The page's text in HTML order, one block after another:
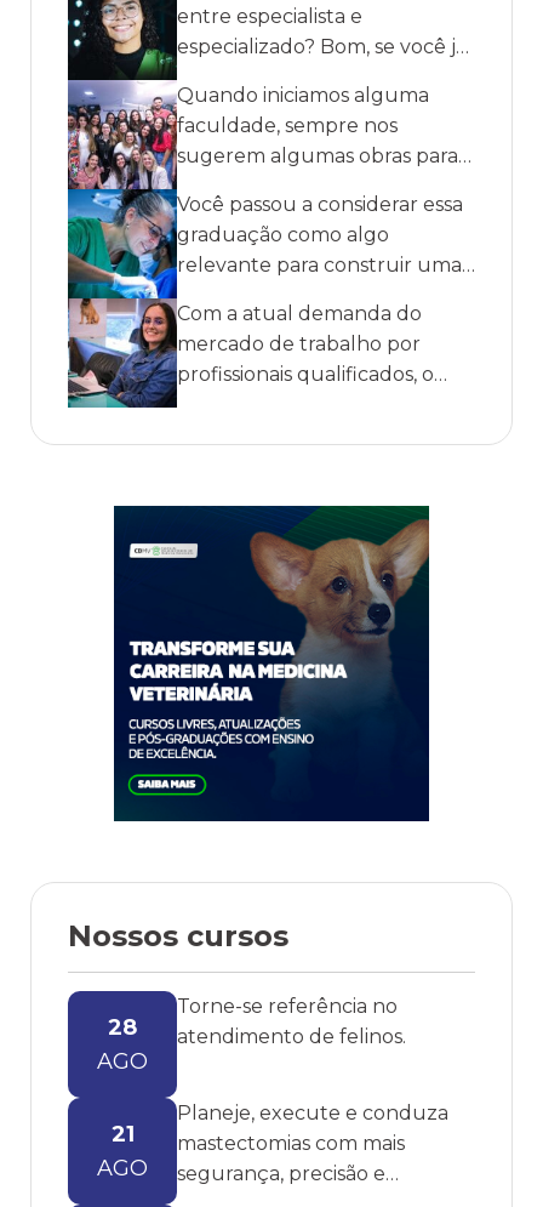
entre especialista e
especializado? Bom, se você já
prestes a se formar, deve estar
sonhando com a carreira e
deseja
Quando iniciamos alguma
faculdade, sempre nos
sugerem algumas obras para
Mas, você já se perguntou
quais são os livros de
veterinária para iniciantes que
são mais
Você passou a considerar essa
graduação como algo
relevante para construir uma
sabe direito quais são as áreas
de atuação do médico
veterinário? Neste artigo,
Com a atual demanda do
mercado de trabalho por
profissionais qualificados, o
Nossos cursos
28
AGO
Torne-se referência no
atendimento de felinos.
21
AGO
Planeje, execute e conduza
mastectomias com mais
segurança, precisão e